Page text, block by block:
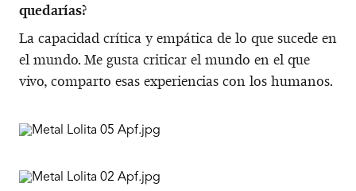
quedarías?
La capacidad crítica y empática de lo que sucede en
el mundo. Me gusta criticar el mundo en el que
vivo, comparto esas experiencias con los humanos.